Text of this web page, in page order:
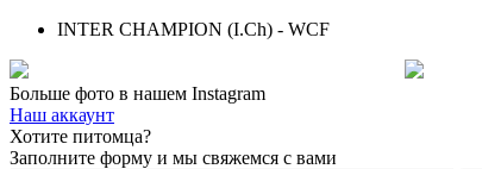
INTER CHAMPION (I.Ch) - WCF
Больше фото в нашем Instagram
Наш аккаунт
Хотите питомца?
Заполните форму и мы свяжемся с вами